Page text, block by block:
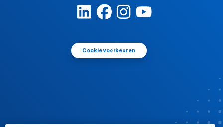
Cookievoorkeuren